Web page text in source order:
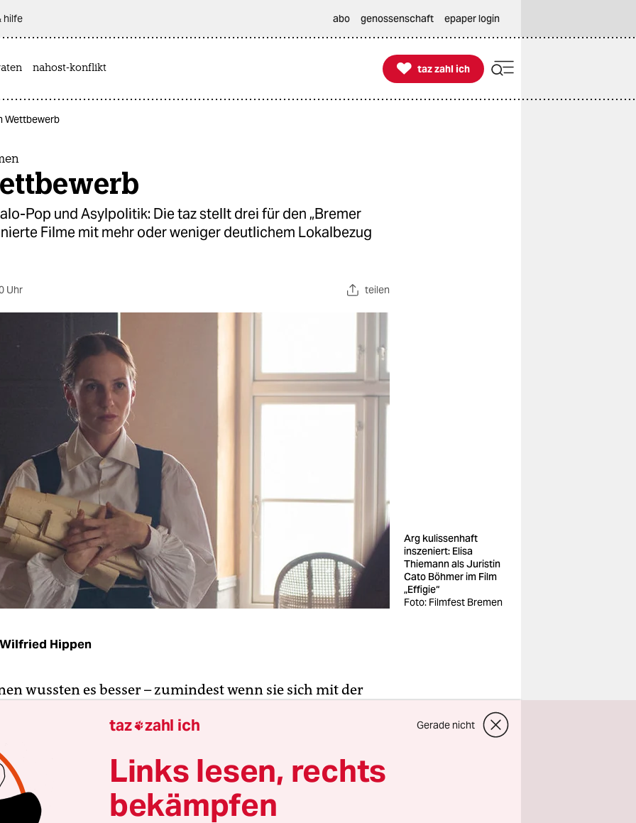
hilfe abo genossenschaft epaper login
nahost-konflikt 
taz zahl ich
taz zahl ich
Wettbewerb
Pop und Asylpolitik: Die taz stellt drei für den „Bremer
Filme mit mehr oder weniger deutlichem Lokalbezug
Uhr teilen
Arg kulissenhaft
inszeniert: Elisa
Thiemann als Juristin
Cato Böhmer im Film
„Effigie“
Foto: Filmfest Bremen
Wilfried Hippen
wussten es besser – zumindest wenn sie sich mit der
Als „the first female serial killer in history“ wurde in
und folgenden Jahren Aileen Wuornos bezeichnet, eine
die insgesamt sieben Männer umgebracht haben
Theron brachte die Rolle in „Monster“ dann 2003 einen
taz zahl ich Gerade nicht
Links lesen, rechts
bekämpfen